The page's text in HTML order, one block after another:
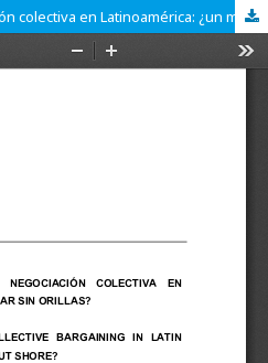
Los rumbos de la negociación colectiva en Latinoamérica: ¿un mar sin orillas?